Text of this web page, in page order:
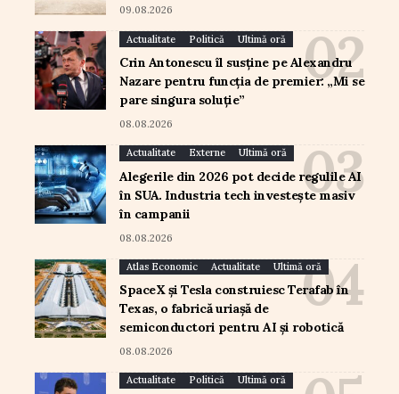
09.08.2026
Actualitate Politică Ultimă oră
Crin Antonescu îl susține pe Alexandru
Nazare pentru funcția de premier: „Mi se
pare singura soluție”
08.08.2026
Actualitate Externe Ultimă oră
Alegerile din 2026 pot decide regulile AI
în SUA. Industria tech investește masiv
în campanii
08.08.2026
Atlas Economic Actualitate Ultimă oră
SpaceX și Tesla construiesc Terafab în
Texas, o fabrică uriașă de
semiconductori pentru AI și robotică
08.08.2026
Actualitate Politică Ultimă oră